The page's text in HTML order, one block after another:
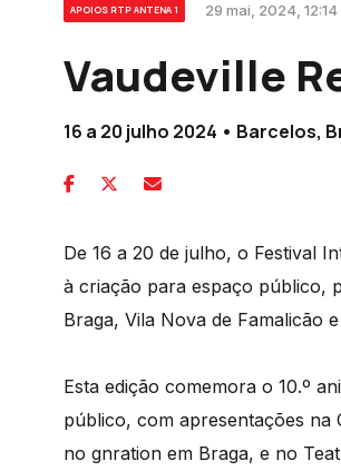
APOIOS RTP ANTENA 1 29 mai, 2024, 12:14
Vaudeville
16 a 20 julho 2024 • Barcelos,
De 16 a 20 de julho, o Festival
à criação para espaço público,
Braga, Vila Nova de Famalicão
Esta edição comemora o 10.º
público, com apresentações na
no gnration em Braga, e no